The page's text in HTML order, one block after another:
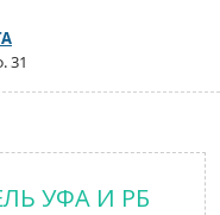
31
УФА И РБ